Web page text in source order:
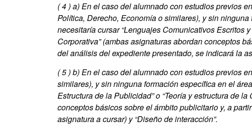
( 4 )a) En el caso del alumnado con estudios previos
Política, Derecho, Economía o similares), y sin
necesitaría cursar “Lenguajes Comunicativos Escritos
Corporativa” (ambas asignaturas abordan conceptos
del análisis del expediente presentado, se indicará la
( 5 )b) En el caso del alumnado con estudios previos
similares), y sin ninguna formación específica en el
Estructura de la Publicidad” o “Teoría y estructura de
conceptos básicos sobre el ámbito publicitario y, a
asignatura a cursar) y “Diseño de interacción”.